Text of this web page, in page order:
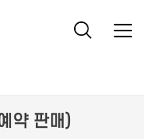
약 판매)